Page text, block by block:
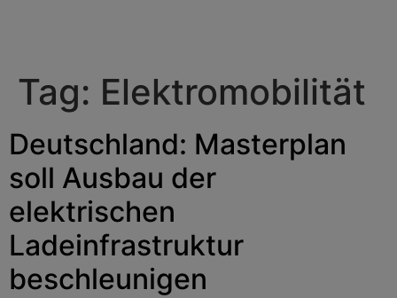
Tag: Elektromobilität
Deutschland: Masterplan
soll Ausbau der
elektrischen
Ladeinfrastruktur
beschleunigen